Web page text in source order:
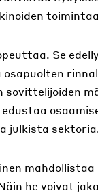
Se
julkista
he voivat